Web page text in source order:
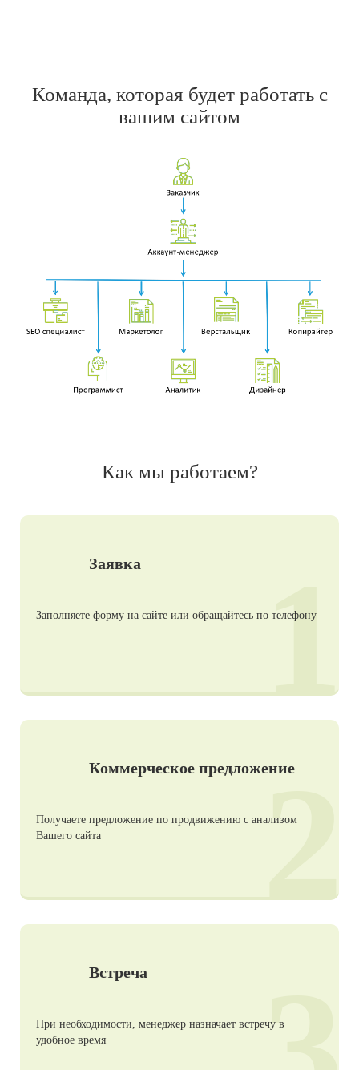
Команда, которая будет работать с
вашим сайтом
Как мы работаем?
Заявка
Заполняете форму на сайте или обращайтесь по телефону
1
Коммерческое предложение
Получаете предложение по продвижению с анализом
Вашего сайта
2
Встреча
При необходимости, менеджер назначает встречу в
удобное время